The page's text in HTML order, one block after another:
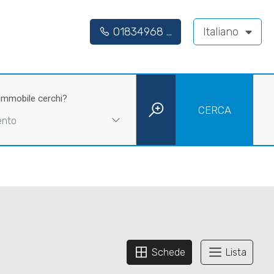
Italiano
01834968 ...
cerchi?
CERCA
Schede Lista